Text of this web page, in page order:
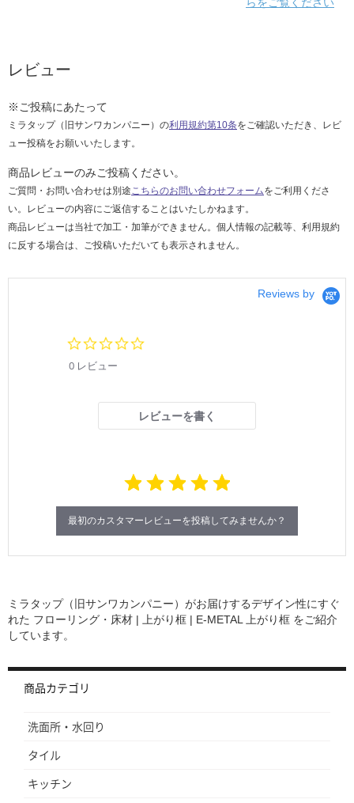
レビュー
※ご投稿にあたって
ミラタップ（旧サンワカンパニー）の利用規約第10条をご確認いただき、レビ
ュー投稿をお願いいたします。
商品レビューのみご投稿ください。
ご質問・お問い合わせは別途こちらのお問い合わせフォームをご利用くださ
い。レビューの内容にご返信することはいたしかねます。
商品レビューは当社で加工・加筆ができません。個人情報の記載等、利用規約
に反する場合は、ご投稿いただいても表示されません。
Reviews by
r
g
0 レビュー
レビューを書く
最初のカスタマーレビューを投稿してみませんか？
ミラタップ（旧サンワカンパニー）がお届けするデザイン性にすぐ
れた フローリング・床材 | 上がり框 | E-METAL 上がり框 をご紹介
しています。
商品カテゴリ
洗面所・水回り
タイル
キッチン